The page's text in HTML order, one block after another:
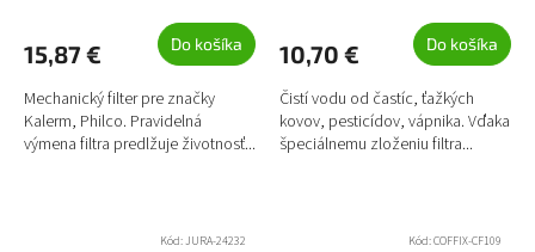
15,87 € Do košíka
Mechanický filter pre značky
Kalerm, Philco. Pravidelná
výmena filtra predlžuje životnosť...
10,70 € Do košíka
Čistí vodu od častíc, ťažkých
kovov, pesticídov, vápnika. Vďaka
špeciálnemu zloženiu filtra...
Kód:JURA-24232 Kód:COFFIX-CF109